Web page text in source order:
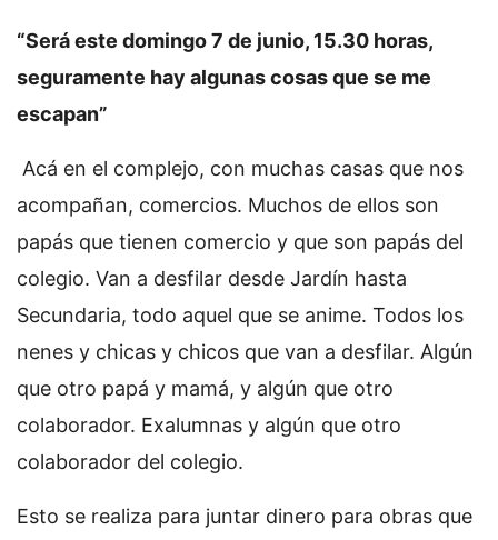
“Será este domingo 7 de junio, 15.30 horas,
seguramente hay algunas cosas que se me
escapan”
Acá en el complejo, con muchas casas que nos
acompañan, comercios. Muchos de ellos son
papás que tienen comercio y que son papás del
colegio. Van a desfilar desde Jardín hasta
Secundaria, todo aquel que se anime. Todos los
nenes y chicas y chicos que van a desfilar. Algún
que otro papá y mamá, y algún que otro
colaborador. Exalumnas y algún que otro
colaborador del colegio.
Esto se realiza para juntar dinero para obras que